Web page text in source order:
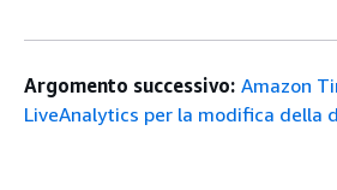
Argomento successivo: Amazon
LiveAnalytics per la modifica della